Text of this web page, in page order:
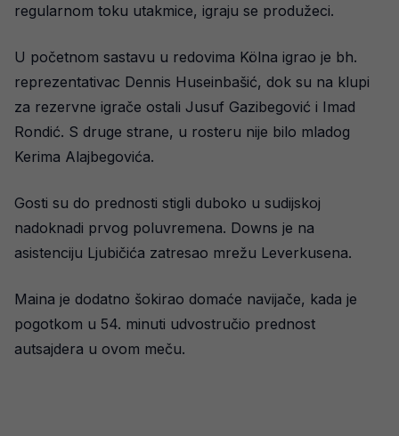
regularnom toku utakmice, igraju se produžeci.
U početnom sastavu u redovima Kölna igrao je bh.
reprezentativac Dennis Huseinbašić, dok su na klupi
za rezervne igrače ostali Jusuf Gazibegović i Imad
Rondić. S druge strane, u rosteru nije bilo mladog
Kerima Alajbegovića.
Gosti su do prednosti stigli duboko u sudijskoj
nadoknadi prvog poluvremena. Downs je na
asistenciju Ljubičića zatresao mrežu Leverkusena.
Maina je dodatno šokirao domaće navijače, kada je
pogotkom u 54. minuti udvostručio prednost
autsajdera u ovom meču.